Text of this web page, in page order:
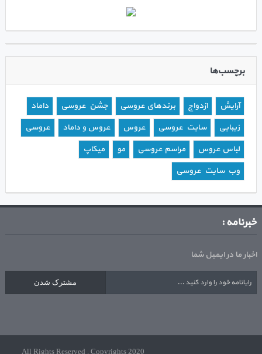
برچسب‌ها
آرایش ازدواج برندهای عروسی جشن عروسی
داماد
زیبایی
سایت عروسی عروس عروس و داماد
عروسی
لباس عروس
مراسم عروسی مو
میکاپ
وب سایت عروسی
خبرنامه :
اخبار ما در ایمیل شما
مشترک شدن
All Rights Reserved . Copyrights 2020